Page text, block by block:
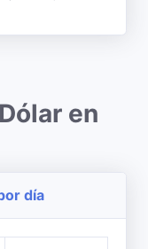
en
día